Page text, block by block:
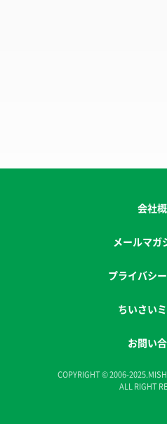
会社
メールマガ
プライバシ
ちいさい
お問い
COPYRIGHT © 2006-
ALL RIGHT